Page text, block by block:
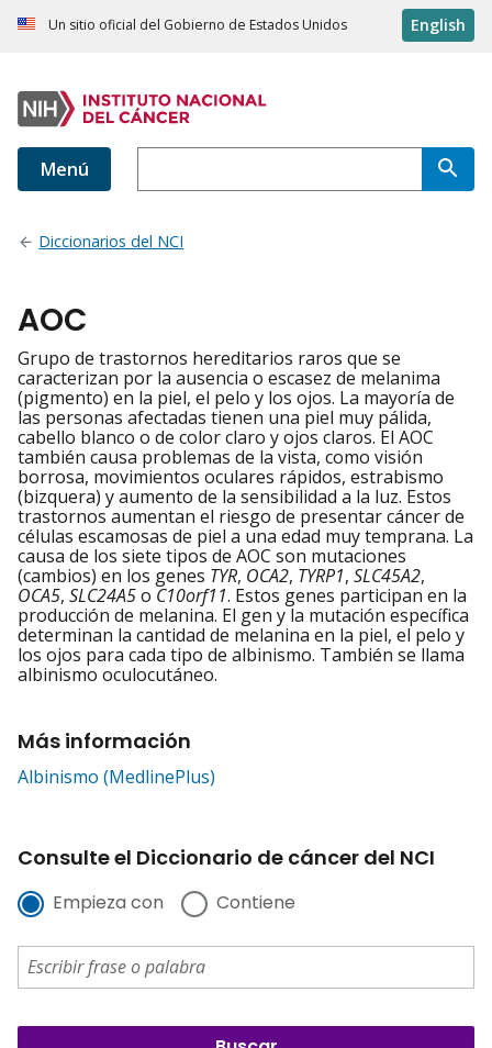
Un sitio oficial del Gobierno de Estados Unidos English
Menú
Diccionarios del NCI
AOC
Grupo de trastornos hereditarios raros que se
caracterizan por la ausencia o escasez de melanima
(pigmento) en la piel, el pelo y los ojos. La mayoría de
las personas afectadas tienen una piel muy pálida,
cabello blanco o de color claro y ojos claros. El AOC
también causa problemas de la vista, como visión
borrosa, movimientos oculares rápidos, estrabismo
(bizquera) y aumento de la sensibilidad a la luz. Estos
trastornos aumentan el riesgo de presentar cáncer de
células escamosas de piel a una edad muy temprana. La
causa de los siete tipos de AOC son mutaciones
(cambios) en los genes TYR, OCA2, TYRP1, SLC45A2,
OCA5, SLC24A5o C10orf11. Estos genes participan en la
producción de melanina. El gen y la mutación específica
determinan la cantidad de melanina en la piel, el pelo y
los ojos para cada tipo de albinismo. También se llama
albinismo oculocutáneo.
Más información
Albinismo (MedlinePlus)
Consulte el Diccionario de cáncer del NCI
Empieza con Contiene